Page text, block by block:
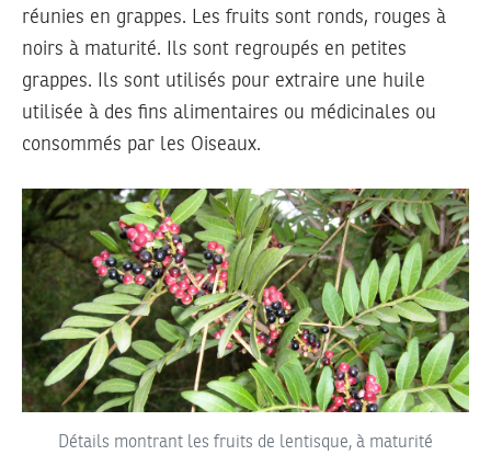
réunies en grappes. Les fruits sont ronds, rouges à
noirs à maturité. Ils sont regroupés en petites
grappes. Ils sont utilisés pour extraire une huile
utilisée à des fins alimentaires ou médicinales ou
consommés par les Oiseaux.
Détails montrant les fruits de lentisque, à maturité